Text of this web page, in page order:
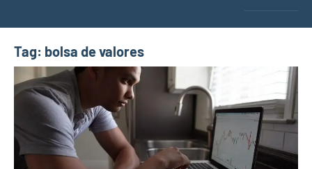
Tag: bolsa de valores